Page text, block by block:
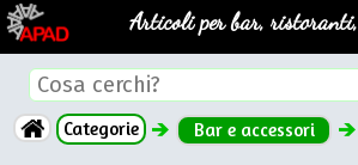
Articoli per bar,
Categorie Bar e accessori